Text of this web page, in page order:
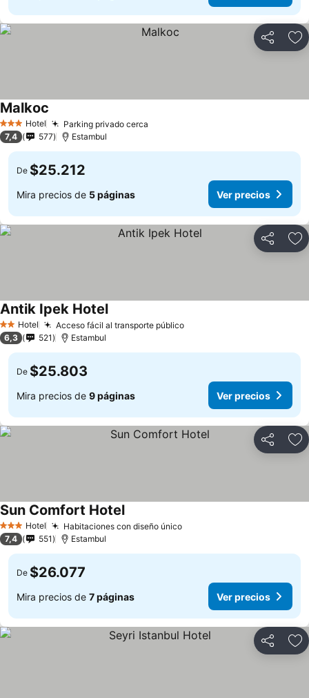
Compartir
3 Estrellas
Hotel Parking privado cerca
Malkoc
7,4 577 Estambul
De $25.212
Mira precios de 5 páginas Ver precios
Compartir
2 Estrellas
Hotel Acceso fácil al transporte público
Antik Ipek Hotel
6,3 521 Estambul
De $25.803
Mira precios de 9 páginas Ver precios
Compartir
3 Estrellas
Hotel Habitaciones con diseño único
Sun Comfort Hotel
7,4 551 Estambul
De $26.077
Mira precios de 7 páginas Ver precios
Compartir